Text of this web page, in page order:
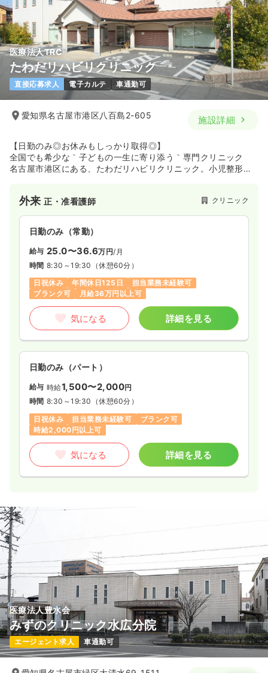
月給27万円以上可
気になる 詳細を見る
訪問診療正看護師 一般病院
日勤のみ（常勤） 一時募集休止
給与 27.7万円 /月 賞与3ヶ月
時間 8:30～17:30（休憩60分）
日祝休み
オンコールあり
担当業務未経験可
第二新卒可
月給27万円以上可
気になる 詳細を見る
医療法人TRC
たわだリハビリクリニック
直接応募求人 電子カルテ 車通勤可
愛知県名古屋市港区八百島2-605 施設詳細
【日勤のみ◎お休みもしっかり取得◎】
全国でも希少な｀子どもの一生に寄り添う｀専門クリニック
名古屋市港区にある、たわだリハビリクリニック。小児整形外
ックです。院長は障害児医療に18年間従事し、整形外科・リハ
科のダブル専門医、医学博士など多数の資格を保有。小児整形
分野の第一人者です。
外来正・准看護師 クリニック
日勤のみ（常勤）
給与 25.0〜36.6万円/月
時間 8:30～19:30 （休憩60分）
日祝休み
年間休日125日
担当業務未経験可
ブランク可
月給36万円以上可
気になる 詳細を見る
日勤のみ（パート）
給与 時給1,500〜2,000円
時間 8:30～19:30 （休憩60分）
日祝休み
担当業務未経験可
ブランク可
時給2,000円以上可
気になる 詳細を見る
医療法人豊水会
みずのクリニック水広分院
エージェント求人 車通勤可